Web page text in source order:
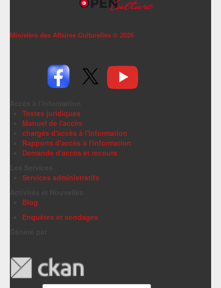
Ministère des Affaires Culturelles © 2026
Textes juridiques
Manuel de l'accès
chargés d'accès à l'information
Rapports d'accès à l'information
Demande d'accès et recours
Services administratifs
Blog
Enquêtes et sondages